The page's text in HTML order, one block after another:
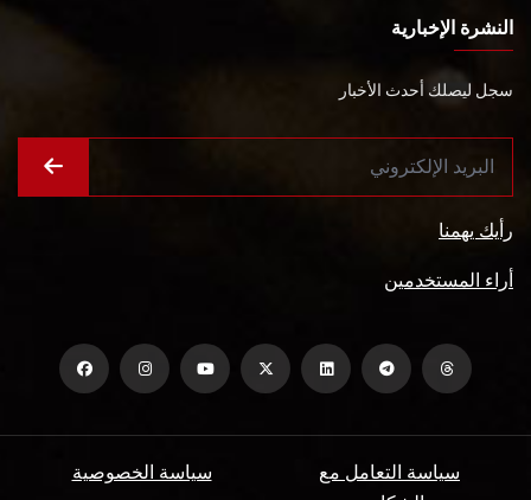
النشرة الإخبارية
سجل ليصلك أحدث الأخبار
رأيك يهمنا
أراء المستخدمين
سياسة الخصوصية
سياسة التعامل مع